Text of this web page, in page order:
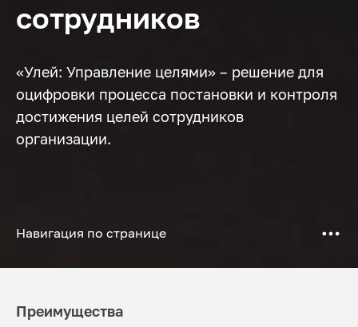
сотрудников
«Улей: Управление целями» – решение для
оцифровки процесса постановки и контроля
достижения целей сотрудников
организации.
Навигация по странице
Преимущества